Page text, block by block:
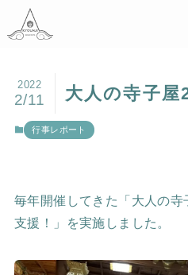
大人の寺子屋
2022
2/11
行事レポート
毎年開催してきた「大人の
支援！」を実施しました。